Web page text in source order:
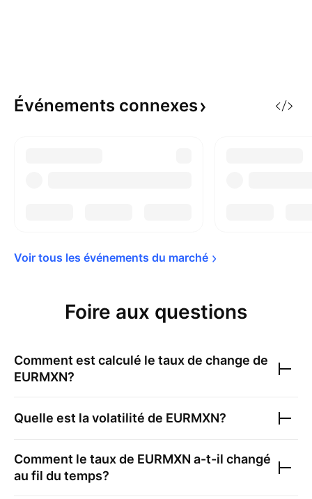
Événements connexes
Voir tous les événements du marché
Foire aux questions
Comment est calculé le taux de change de
EURMXN?
Quelle est la volatilité de EURMXN?
Comment le taux de EURMXN a-t-il changé
au fil du temps?